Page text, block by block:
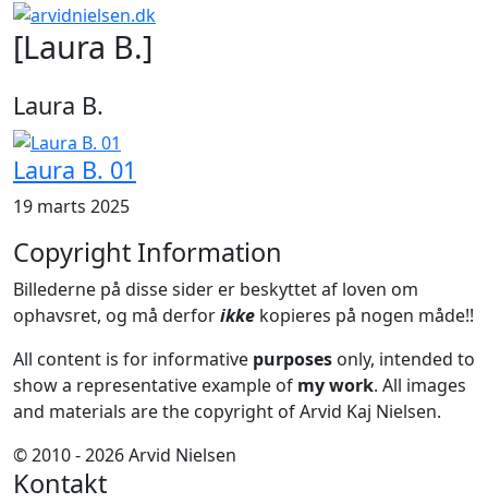
[Laura B.]
Laura B.
Laura B. 01
19 marts 2025
Copyright Information
Billederne på disse sider er beskyttet af loven om
ophavsret, og må derforikke kopieres på nogen måde!!
All content is for informative purposes only, intended to
show a representative example of my work. All images
and materials are the copyright of Arvid Kaj Nielsen.
© 2010 - 2026 Arvid Nielsen
Kontakt